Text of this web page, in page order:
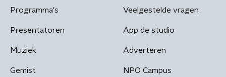
Programma's
Presentatoren
Muziek
Gemist
Veelgestelde vragen
App de studio
Adverteren
NPO Campus